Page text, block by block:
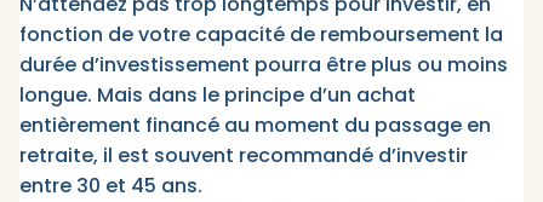
fonction de votre capacité de remboursement la
durée d’investissement pourra être plus ou moins
longue. Mais dans le principe d’un achat
entièrement financé au moment du passage en
retraite, il est souvent recommandé d’investir
entre 30 et 45 ans.